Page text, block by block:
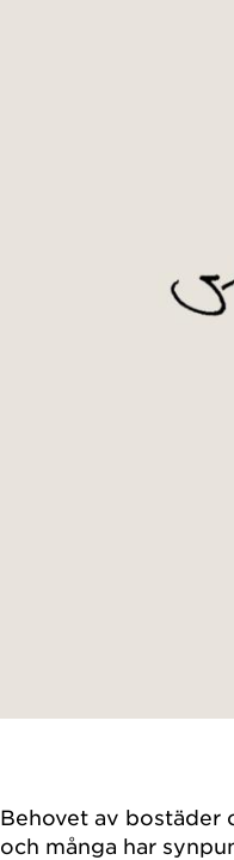
Behovet av bostäder
och många har